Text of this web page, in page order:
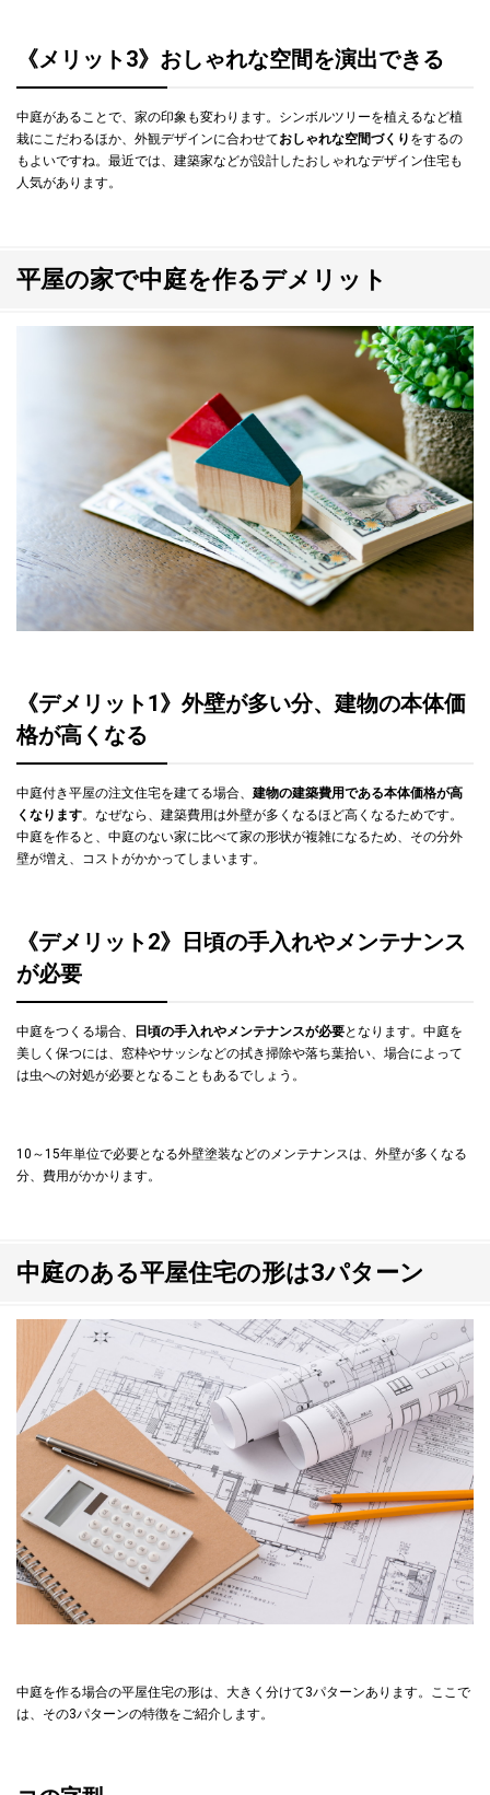
《メリット3》おしゃれな空間を演出できる
中庭があることで、家の印象も変わります。シンボルツリーを植えるなど植
栽にこだわるほか、外観デザインに合わせておしゃれな空間づくり をするの
もよいですね。最近では、建築家などが設計したおしゃれなデザイン住宅も
人気があります。
平屋の家で中庭を作るデメリット
《デメリット1》外壁が多い分、建物の本体価
格が高くなる
中庭付き平屋の注文住宅を建てる場合、 建物の建築費用である本体価格が高
くなります。なぜなら、建築費用は外壁が多くなるほど高くなるためです。
中庭を作ると、中庭のない家に比べて家の形状が複雑になるため、その分外
壁が増え、コストがかかってしまいます。
《デメリット2》日頃の手入れやメンテナンス
が必要
中庭をつくる場合、 日頃の手入れやメンテナンスが必要となります。中庭を
美しく保つには、窓枠やサッシなどの拭き掃除や落ち葉拾い、場合によって
は虫への対処が必要となることもあるでしょう。
10～15年単位で必要となる外壁塗装などのメンテナンスは、外壁が多くなる
分、費用がかかります。
中庭のある平屋住宅の形は3パターン
中庭を作る場合の平屋住宅の形は、大きく分けて3パターンあります。ここで
は、その3パターンの特徴をご紹介します。